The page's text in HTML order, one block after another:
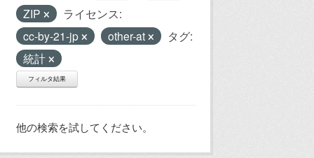
ZIP
ライセンス:
cc-by-21-jp
other-at
タグ:
統計
フィルタ結果
他の検索を試してください。